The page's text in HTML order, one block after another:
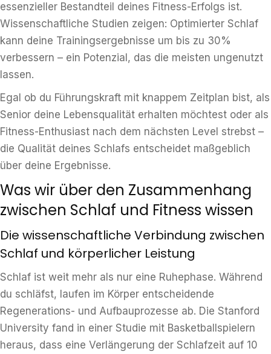
essenzieller Bestandteil deines Fitness-Erfolgs ist.
Wissenschaftliche Studien zeigen: Optimierter Schlaf
kann deine Trainingsergebnisse um bis zu 30%
verbessern – ein Potenzial, das die meisten ungenutzt
lassen.
Egal ob du Führungskraft mit knappem Zeitplan bist, als
Senior deine Lebensqualität erhalten möchtest oder als
Fitness-Enthusiast nach dem nächsten Level strebst –
die Qualität deines Schlafs entscheidet maßgeblich
über deine Ergebnisse.
Was wir über den Zusammenhang
zwischen Schlaf und Fitness wissen
Die wissenschaftliche Verbindung zwischen
Schlaf und körperlicher Leistung
Schlaf ist weit mehr als nur eine Ruhephase. Während
du schläfst, laufen im Körper entscheidende
Regenerations- und Aufbauprozesse ab. Die Stanford
University fand in einer Studie mit Basketballspielern
heraus, dass eine Verlängerung der Schlafzeit auf 10